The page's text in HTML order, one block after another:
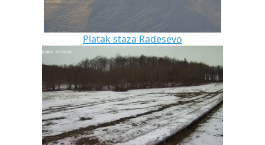
Platak staza Radesevo